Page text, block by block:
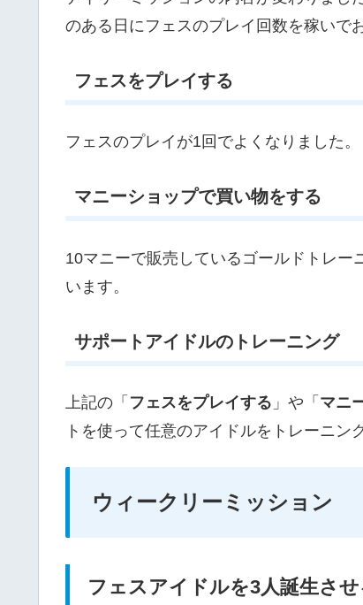
のある日にフェスのプレイ回数を稼いで
フェスをプレイする
フェスのプレイが1回でよくなりました。
マニーショップで買い物をする
10マニーで販売しているゴールドトレー
います。
サポートアイドルのトレーニング
上記の「 フェスをプレイする 」や「 マニ
トを使って任意のアイドルをトレーニン
ウィークリーミッション
フェスアイドルを3人誕生させ